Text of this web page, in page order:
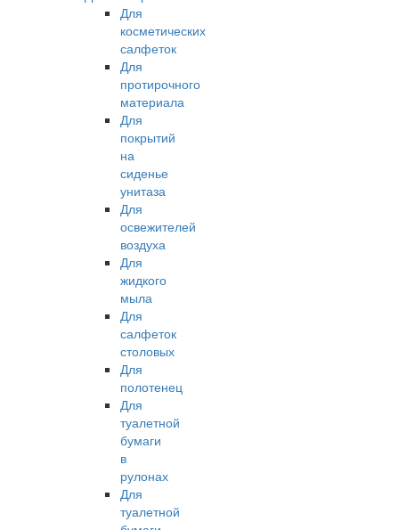
Для
косметических
салфеток
Для
протирочного
материала
Для
покрытий
на
сиденье
унитаза
Для
освежителей
воздуха
Для
жидкого
мыла
Для
салфеток
столовых
Для
полотенец
Для
туалетной
бумаги
в
рулонах
Для
туалетной